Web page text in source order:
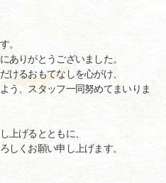
。
ありがとうございました。
けるおもてなしを心がけ、
う、スタッフ一同努めてまいりま
上げるとともに、
しくお願い申し上げます。